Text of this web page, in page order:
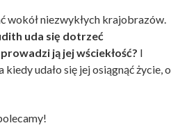
wokół niezwykłych krajobrazów.
uda się dotrzeć
ją jej wściekłość? I
udało się jej osiągnąć życie, o